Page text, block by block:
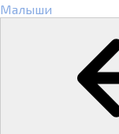
Малыши